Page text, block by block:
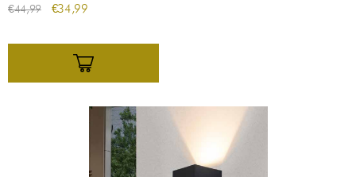
€44,99 €34,99